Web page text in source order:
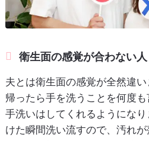
衛生面の感覚が合わない人
夫とは衛生面の感覚が全然違
帰ったら手を洗うことを何度
手洗いはしてくれるようにな
けた瞬間洗い流すので、汚れ